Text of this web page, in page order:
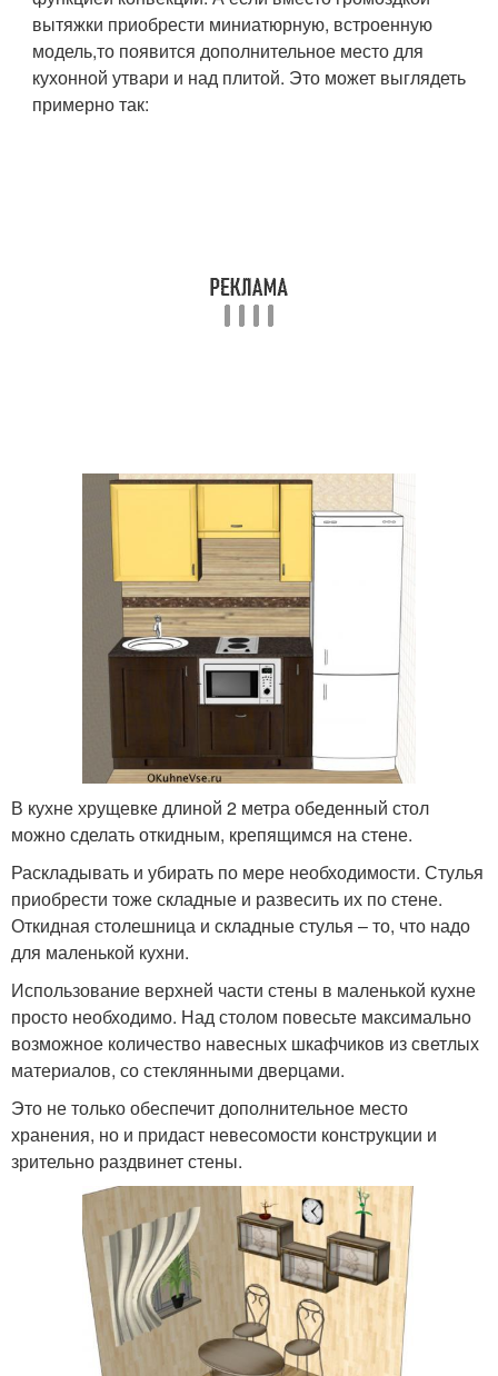
вытяжки приобрести миниатюрную, встроенную
модель,то появится дополнительное место для
кухонной утвари и над плитой. Это может выглядеть
примерно так:
В кухне хрущевке длиной 2 метра обеденный стол
можно сделать откидным, крепящимся на стене.
Раскладывать и убирать по мере необходимости. Стулья
приобрести тоже складные и развесить их по стене.
Откидная столешница и складные стулья – то, что надо
для маленькой кухни.
Использование верхней части стены в маленькой кухне
просто необходимо. Над столом повесьте максимально
возможное количество навесных шкафчиков из светлых
материалов, со стеклянными дверцами.
Это не только обеспечит дополнительное место
хранения, но и придаст невесомости конструкции и
зрительно раздвинет стены.